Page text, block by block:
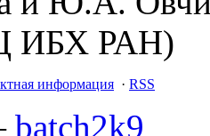
ИБХ РАН)
информация · RSS
batch2k9